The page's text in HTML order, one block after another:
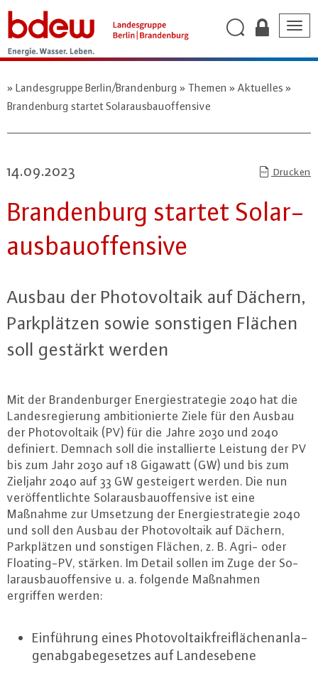
Landesgruppe Berlin/Brandenburg Themen
Aktuelles
Brandenburg startet Solarausbauoffensive
14.09.2023 Drucken
Bran­den­burg startet So­lar­
aus­bau­of­fen­si­ve
Ausbau der Pho­to­vol­ta­ik auf Dächern,
Park­plät­zen sowie sonstigen Flächen
soll gestärkt werden
Mit der Bran­den­bur­ger En­er­gie­stra­te­gie 2040 hat die
Lan­des­re­gie­rung am­bi­tio­nier­te Ziele für den Ausbau
der Pho­to­vol­ta­ik (PV) für die Jahre 2030 und 2040
definiert. Demnach soll die in­stal­lier­te Leistung der PV
bis zum Jahr 2030 auf 18 Gigawatt (GW) und bis zum
Zieljahr 2040 auf 33 GW ge­stei­gert werden. Die nun
ver­öf­fent­lich­te So­lar­aus­bau­of­fen­si­ve ist eine
Maßnahme zur Umsetzung der En­er­gie­stra­te­gie 2040
und soll den Ausbau der Pho­to­vol­ta­ik auf Dächern,
Park­plät­zen und sonstigen Flächen, z. B. Agri- oder
Floa­ting-PV, stärken. Im Detail sollen im Zuge der So­
lar­aus­bau­of­fen­si­ve u. a. folgende Maßnahmen
ergriffen werden:
Ein­füh­rung eines Pho­to­vol­ta­ik­frei­flä­chen­an­la­
gen­ab­ga­be­ge­set­zes auf Lan­des­ebe­ne